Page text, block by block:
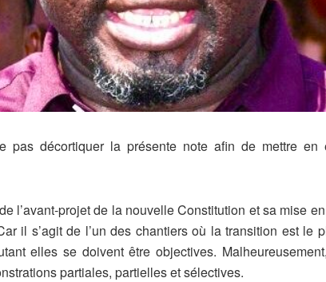
pas décortiquer la présente note afin de mettre en
l’avant-projet de la nouvelle Constitution et sa mise
il s’agit de l’un des chantiers où la transition est le
elles se doivent être objectives.
partiales, partielles et sélectives.